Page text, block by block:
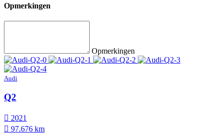
Opmerkingen
Opmerkingen
Audi
Q2
2021
97.676 km